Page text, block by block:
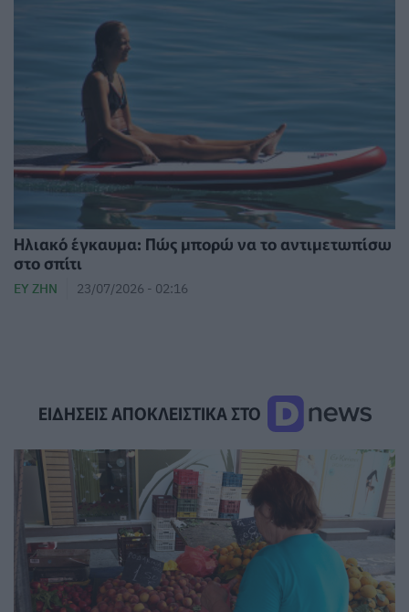
Ηλιακό έγκαυμα: Πώς μπορώ να το αντιμετωπίσω
στο σπίτι
ΕΥ ΖΗΝ 23/07/2026 - 02:16
ΕΙΔΗΣΕΙΣ ΑΠΟΚΛΕΙΣΤΙΚΑ ΣΤΟ